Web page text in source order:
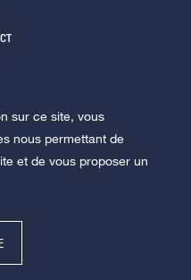
de données personnelles
sur ce site, vous
nous permettant de
et de vous proposer un